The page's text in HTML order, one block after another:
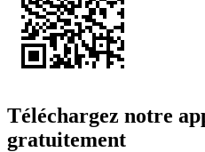
Téléchargez notre
gratuitement